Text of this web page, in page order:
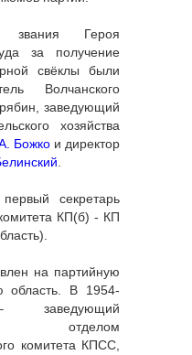
Героя
за получение
свёклы были
Волчанского
заведующий
хозяйства
Божкои директор
секретарь
КП(б) - КП
на партийную
область. В 1954-
отделом
комитета КПСС,